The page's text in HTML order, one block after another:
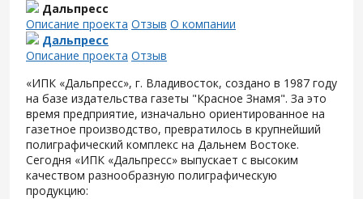
Дальпресс
Описание проекта Отзыв О компании
Дальпресс
Описание проекта Отзыв
«ИПК «Дальпресс», г. Владивосток, создано в 1987 году
на базе издательства газеты "Красное Знамя". За это
время предприятие, изначально ориентированное на
газетное производство, превратилось в крупнейший
полиграфический комплекс на Дальнем Востоке.
Сегодня «ИПК «Дальпресс» выпускает с высоким
качеством разнообразную полиграфическую
продукцию: